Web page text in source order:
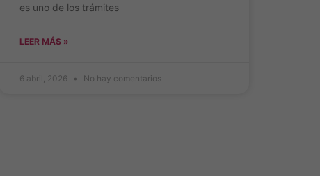
es uno de los trámites
LEER MÁS »
6 abril, 2026 No hay comentarios